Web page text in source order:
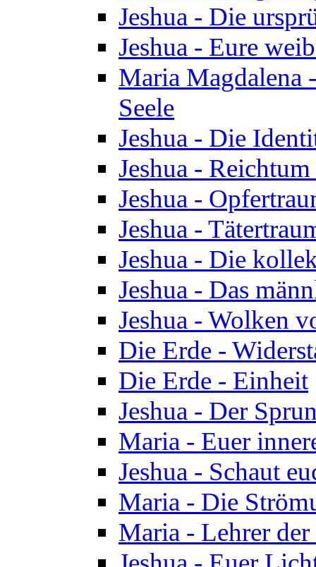
Jeshua - Die
Jeshua - Eure
Maria Magdalena
Seele
Jeshua - Die
Jeshua -
Jeshua -
Jeshua -
Jeshua - Die
Jeshua - Das
Jeshua - Wolken
Die Erde -
Die Erde - Einheit
Jeshua - Der
Maria - Euer
Jeshua - Schaut
Maria - Die
Maria - Lehrer